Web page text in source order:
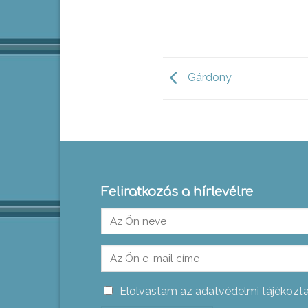
Gárdony
Feliratkozás a hírlevélre
Elolvastam az adatvédelmi